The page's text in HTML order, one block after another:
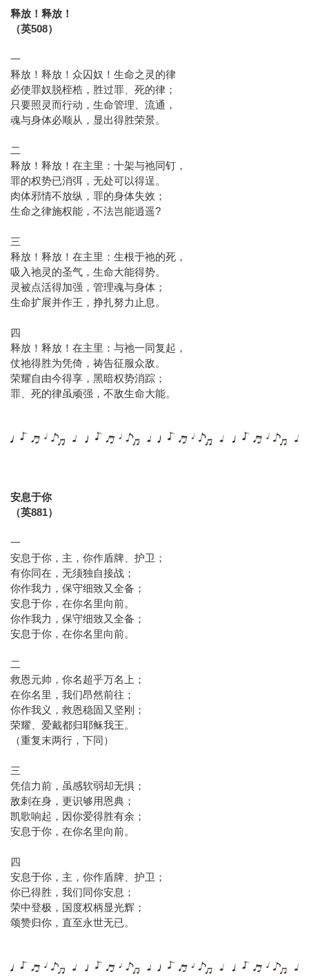
释放！释放！
（英508）
一
释放！释放！众囚奴！生命之灵的律
必使罪奴脱桎梏，胜过罪、死的律；
只要照灵而行动，生命管理、流通，
魂与身体必顺从，显出得胜荣景。
二
释放！释放！在主里：十架与祂同钉，
罪的权势已消弭，无处可以得逞。
肉体邪情不放纵，罪的身体失效；
生命之律施权能，不法岂能逍遥?
三
释放！释放！在主里：生根于祂的死，
吸入祂灵的圣气，生命大能得势。
灵被点活得加强，管理魂与身体；
生命扩展并作王，挣扎努力止息。
四
释放！释放！在主里：与祂一同复起，
仗祂得胜为凭倚，祷告征服众敌。
荣耀自由今得享，黑暗权势消踪；
罪、死的律虽顽强，不敌生命大能。
安息于你
（英881）
一
安息于你，主，你作盾牌、护卫；
有你同在，无须独自接战；
你作我力，保守细致又全备；
安息于你，在你名里向前。
你作我力，保守细致又全备；
安息于你，在你名里向前。
二
救恩元帅，你名超乎万名上；
在你名里，我们昂然前往；
你作我义，救恩稳固又坚刚；
荣耀、爱戴都归耶稣我王。
（重复末两行，下同）
三
凭信力前，虽感软弱却无惧；
敌刺在身，更识够用恩典；
凯歌响起，因你爱得胜有余；
安息于你，在你名里向前。
四
安息于你，主，你作盾牌、护卫；
你已得胜，我们同你安息；
荣中登极，国度权柄显光辉；
颂赞归你，直至永世无已。